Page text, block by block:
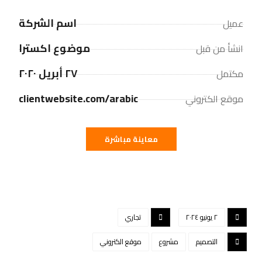
عميل اسم الشركة
انشأ من قبل موضوع اکسترا
مكتمل ٢٧ أبريل ٢٠٢٠
موقع الكتروني clientwebsite.com/arabic
معاينة مباشرة
٢ يونيو ٢٠٢٤
تجاري
التصميم
مشروع موقع الكتروني